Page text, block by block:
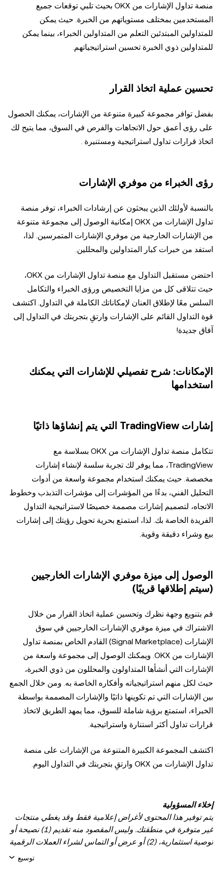
منصة تداول الإشارات من OKX بحيث تلبي توقعات جميع
المستخدمين بمختلف مستوياتهم من الخبرة. حيث يمكن
للمتداولين المبتدئين التعلم من المتداولين الخبراء، بينما يمكن
للمتداولين ذوي الخبرة تحسين استراتيجياتهم.
تحسين عملية اتخاذ القرار
بفضل توافر مجموعة كبيرة متنوعة من الإشارات، يمكنك الحصول
على رؤى أعمق حول الاتجاهات والفرص في السوق، مما يتيح لك
اتخاذ قرارات تداول استراتيجية ومستنيرة .
رؤى الخبراء من موفري الإشارات
بالنسبة لأولئك الذين يبحثون عن إرشادات الخبراء، توفر منصة
تداول الإشارات من OKX إمكانية الوصول إلى مجموعة متنوعة
من الإشارات الخارجية من موفري الإشارات المتمرسين. لذا،
استفد من خبرات كبار المتداولين والمحللين.
احتضن مستقبل التداول مع منصة تداول الإشارات من OKX،
حيث تتلاقى كل من مزايا التخصيص ورؤى الخبراء والتكامل
السلس معًا لإطلاق العنان لإمكاناتك الكاملة في التداول. اكتشف
قوة التداول القائم على الإشارات وارتقِ بتجربتك في التداول إلى
آفاق جديدة!
الإمكانات: شرح تفصيلي للإشارات التي يمكنك
استخدامها
إشارات TradingView التي يتم إنشاؤها ذاتيًا
تتكامل منصة تداول الإشارات من OKX بسلاسة مع
TradingView، مما يوفر لك تجربة سلسة لإنشاء إشارات
مخصصة. حيث يمكنك استخدام مجموعة واسعة من أدوات
التحليل الفني، بدءًا من المؤشرات إلى مؤشرات التذبذب وخطوط
الاتجاه، لتصميم إشارات مصممة خصيصًا لاستراتيجية التداول
الفريدة الخاصة بك. لذا، استمتع بحرية تحويل رؤيتك إلى إشارات
بيع وشراء دقيقة وقوية.
الوصول إلى ميزة موفري الإشارات الخارجيين
(سيتم إطلاقها قريبًا)
قم بتنويع وجهة نظرك وتحسين عملية اتخاذ القرار من خلال
الاشتراك في ميزة موفري الإشارات الخارجيين في سوق
الإشارات (Signal Marketplace) القادم الخاص بمنصة تداول
الإشارات من OKX. ويمكنك الوصول إلى مجموعة واسعة من
الإشارات التي أنشأها المتداولون والمحللون من ذوي الخبرة،
حيث لكل منهم استراتيجياته وأفكاره الخاصة به. ومن خلال الجمع
بين الإشارات التي تم تكوينها ذاتيًا والإشارات المصممة بواسطة
الخبراء، استمتع برؤية شاملة للسوق، مما يمهد الطريق لاتخاذ
قرارات تداول أكثر استنارة واستراتيجية.
اكتشف المجموعة الكبيرة المتنوعة من الإشارات على منصة
تداول الإشارات من OKX وارتقِ بتجربتك في التداول اليوم.
إخلاء المسؤولية
يتم توفير هذا المحتوى لأغراض إعلامية فقط وقد يغطي منتجات
غير متوفرة في منطقتك. وليس المقصود منه تقديم (1) نصيحة أو
توصية استثمارية، (2) أو عرض أو التماس لشراء العملات الرقمية
أو الأصول الرقمية أو بيعها أو الاحتفاظ بها، أو (3) استشارة مالية
توسيع